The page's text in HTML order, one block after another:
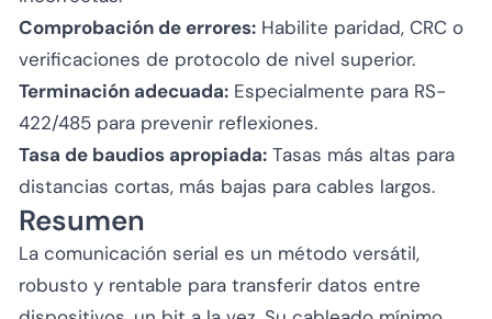
Comprobación de errores: Habilite paridad, CRC o
verificaciones de protocolo de nivel superior.
Terminación adecuada: Especialmente para RS-
422/485 para prevenir reflexiones.
Tasa de baudios apropiada: Tasas más altas para
distancias cortas, más bajas para cables largos.
Resumen
La comunicación serial es un método versátil,
robusto y rentable para transferir datos entre